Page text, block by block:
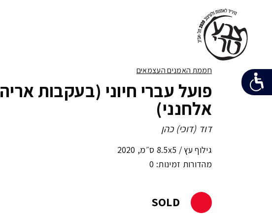
חממת האמנים העצמאים
פועל עברי חיוני (בעקבות אריה
אלחנני)
דוד (דוכי) כהן
גילוף עץ / 8.5x5 ס״מ ,
מהדורות זמינות: 0
SOLD